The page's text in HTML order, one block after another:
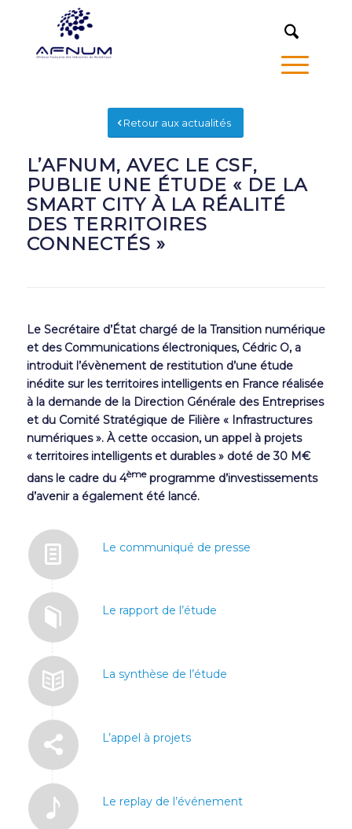
Retour aux actualités
L’AFNUM, AVEC LE CSF,
PUBLIE UNE ÉTUDE « DE LA
SMART CITY À LA RÉALITÉ
DES TERRITOIRES
CONNECTÉS »
Le Secrétaire d’État chargé de la Transition numérique
et des Communications électroniques, Cédric O, a
introduit l’évènement de restitution d’une étude
inédite sur les territoires intelligents en France réalisée
à la demande de la Direction Générale des Entreprises
et du Comité Stratégique de Filière « Infrastructures
numériques ». À cette occasion, un appel à projets
« territoires intelligents et durables » doté de 30 M€
dans le cadre du 4èmeprogramme d’investissements
d’avenir a également été lancé.
Le communiqué de presse
Le rapport de l’étude
La synthèse de l’étude
L’appel à projets
Le replay de l’événement